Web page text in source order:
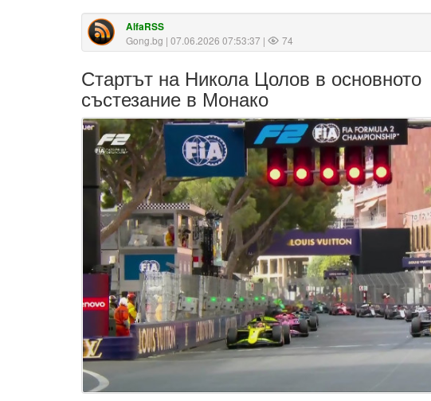
AlfaRSS
Gong.bg | 07.06.2026 07:53:37 | 74
Стартът на Никола Цолов в основното
състезание в Монако